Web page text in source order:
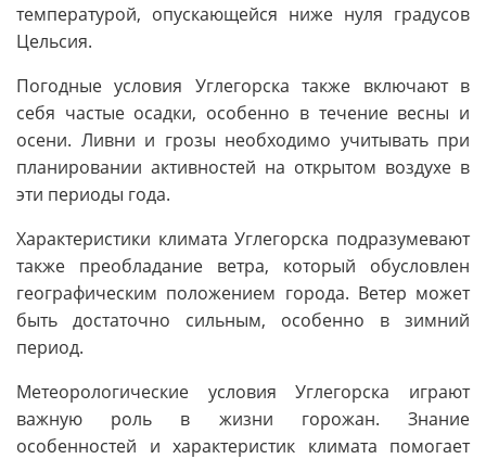
температурой, опускающейся ниже нуля градусов
Цельсия.
Погодные условия Углегорска также включают в
себя частые осадки, особенно в течение весны и
осени. Ливни и грозы необходимо учитывать при
планировании активностей на открытом воздухе в
эти периоды года.
Характеристики климата Углегорска подразумевают
также преобладание ветра, который обусловлен
географическим положением города. Ветер может
быть достаточно сильным, особенно в зимний
период.
Метеорологические условия Углегорска играют
важную роль в жизни горожан. Знание
особенностей и характеристик климата помогает